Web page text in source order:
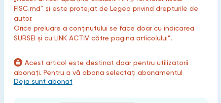
FISC.md” și este protejat de Legea privind drepturile de
autor.
Orice preluare a conținutului se face doar cu indicarea
SURSEI și cu LINK ACTIV către pagina articolului”.
Acest articol este destinat doar pentru utilizatorii
abonați. Pentru a vă abona selectați abonamentul
Deja sunt abonat